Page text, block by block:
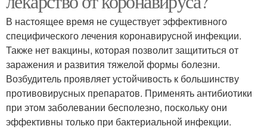
В настоящее время не существует эффективного
специфического лечения коронавирусной инфекции.
Также нет вакцины, которая позволит защититься от
заражения и развития тяжелой формы болезни.
Возбудитель проявляет устойчивость к большинству
противовирусных препаратов. Применять антибиотики
при этом заболевании бесполезно, поскольку они
эффективны только при бактериальной инфекции.